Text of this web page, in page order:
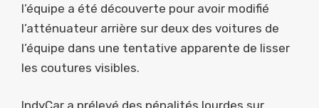
l’équipe a été découverte pour avoir modifié
l’atténuateur arrière sur deux des voitures de
l’équipe dans une tentative apparente de lisser
les coutures visibles.